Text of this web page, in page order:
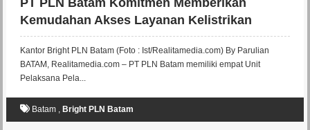
PT PLN Batam Komitmen Memberikan
Kemudahan Akses Layanan Kelistrikan
kepada Pelanggannya
Kantor Bright PLN Batam (Foto : Ist/Realitamedia.com) By Parulian
BATAM, Realitamedia.com – PT PLN Batam memiliki empat Unit
Pelaksana Pela...
Batam, Bright PLN Batam